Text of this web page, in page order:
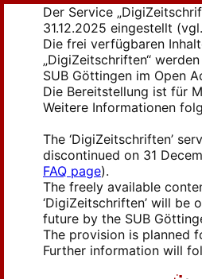
Der Service
31.12.2025 eingestellt (vgl.
Die frei verfügbaren
„DigiZeitschriften“
SUB Göttingen im Open
Die Bereitstellung ist für
Weitere Informationen
The ‘DigiZeitschriften’
discontinued on 31
FAQ page).
The freely available
‘DigiZeitschriften’ will be
future by the SUB
The provision is planned
Further information will